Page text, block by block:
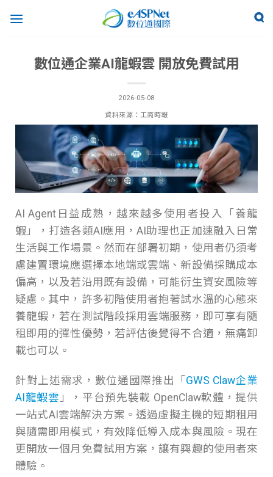
數位通企業AI龍蝦雲 開放免費試用
2026-05-08
資料來源：工商時報
AI Agent日益成熟，越來越多使用者投入「養龍
蝦」，打造各類AI應用，AI助理也正加速融入日常
生活與工作場景。然而在部署初期，使用者仍須考
慮建置環境應選擇本地端或雲端、新設備採購成本
偏高，以及若沿用既有設備，可能衍生資安風險等
疑慮。其中，許多初階使用者抱著試水溫的心態來
養龍蝦，若在測試階段採用雲端服務，即可享有隨
租即用的彈性優勢，若評估後覺得不合適，無痛卸
載也可以。
針對上述需求，數位通國際推出「 GWS Claw企業
AI龍蝦雲 」，平台預先裝載 OpenClaw軟體，提供
一站式AI雲端解決方案。透過虛擬主機的短期租用
與隨需即用模式，有效降低導入成本與風險。現在
更開放一個月免費試用方案，讓有興趣的使用者來
體驗。